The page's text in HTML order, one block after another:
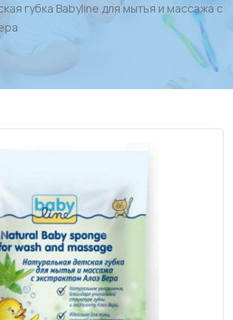
губка Babyline для мытья и массажа с